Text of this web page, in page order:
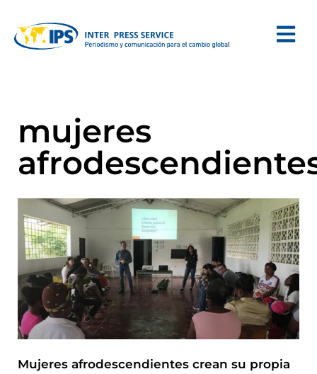
mujeres
Mujeres afrodescendientes crean su propia